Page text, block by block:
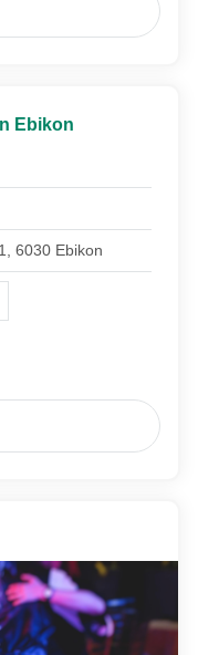
Ebikon
6030 Ebikon